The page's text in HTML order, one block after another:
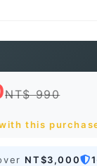
NT$ 990
this
NT$3,000